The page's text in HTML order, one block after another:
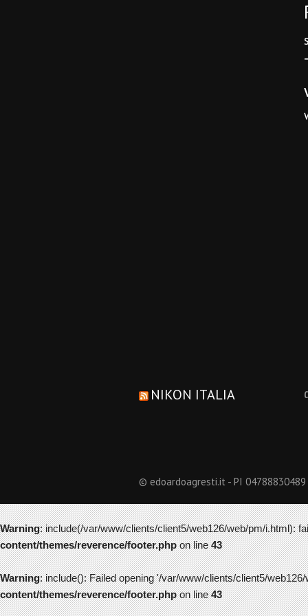
NIKON ITALIA
© edoardoagresti.it - PI
Warning: include(/var/www/clients/client5/web126/web/pm/i.html):
content/themes/reverence/footer.phpon line43
Warning: include(): Failed opening '/var/www/clients/client5/
content/themes/reverence/footer.phpon line43